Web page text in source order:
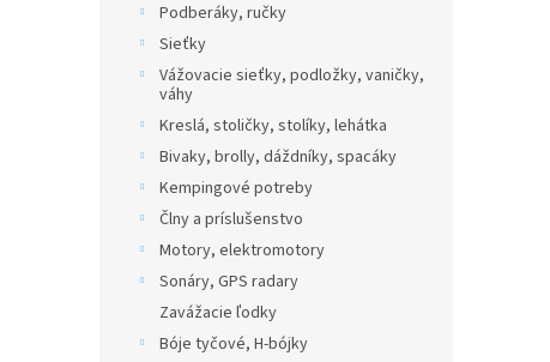
Podberáky, ručky
Sieťky
Vážovacie sieťky, podložky, vaničky,
váhy
Kreslá, stoličky, stolíky, lehátka
Bivaky, brolly, dáždníky, spacáky
Kempingové potreby
Člny a príslušenstvo
Motory, elektromotory
Sonáry, GPS radary
Zavážacie ľodky
Bóje tyčové, H-bójky